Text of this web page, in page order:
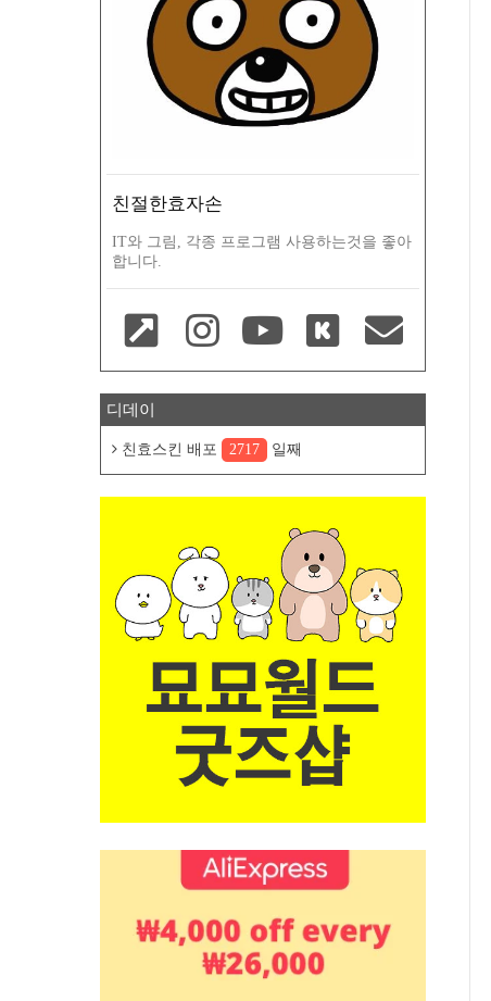
친절한효자손
IT와 그림, 각종 프로그램 사용하는것을 좋아
합니다.
디데이
친효스킨 배포 2717 일째